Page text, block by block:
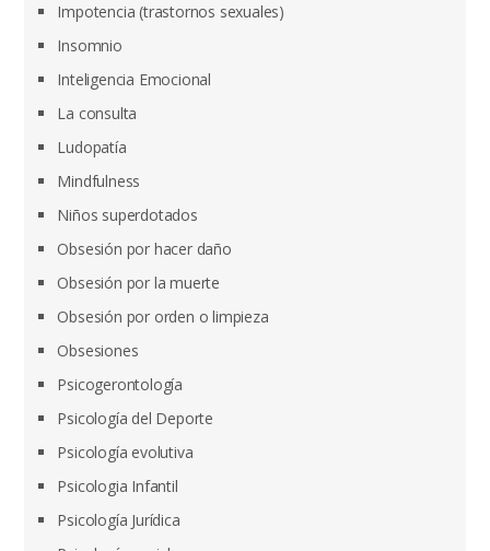
Impotencia (trastornos sexuales)
Insomnio
Inteligencia Emocional
La consulta
Ludopatía
Mindfulness
Niños superdotados
Obsesión por hacer daño
Obsesión por la muerte
Obsesión por orden o limpieza
Obsesiones
Psicogerontología
Psicología del Deporte
Psicología evolutiva
Psicologia Infantil
Psicología Jurídica